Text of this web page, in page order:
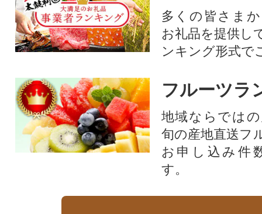
多くの皆さま
お礼品を提供し
ンキング形式で
フルーツラ
地域ならでは
旬の産地直送フ
お申し込み件
す。